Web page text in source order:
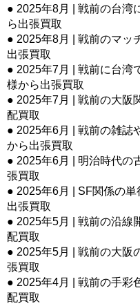
● 2025年8月 | 戦前の台湾
ら出張買取
● 2025年8月 | 戦前のマッ
出張買取
● 2025年7月 | 戦前に台湾
様から出張買取
● 2025年7月 | 戦前の大阪
配買取
● 2025年6月 | 戦前の雑誌
から出張買取
● 2025年6月 | 明治時代の
張買取
● 2025年6月 | SF関係の
出張買取
● 2025年5月 | 戦前の沿線
配買取
● 2025年5月 | 戦前の大阪
張買取
● 2025年4月 | 戦前の手彩
配買取